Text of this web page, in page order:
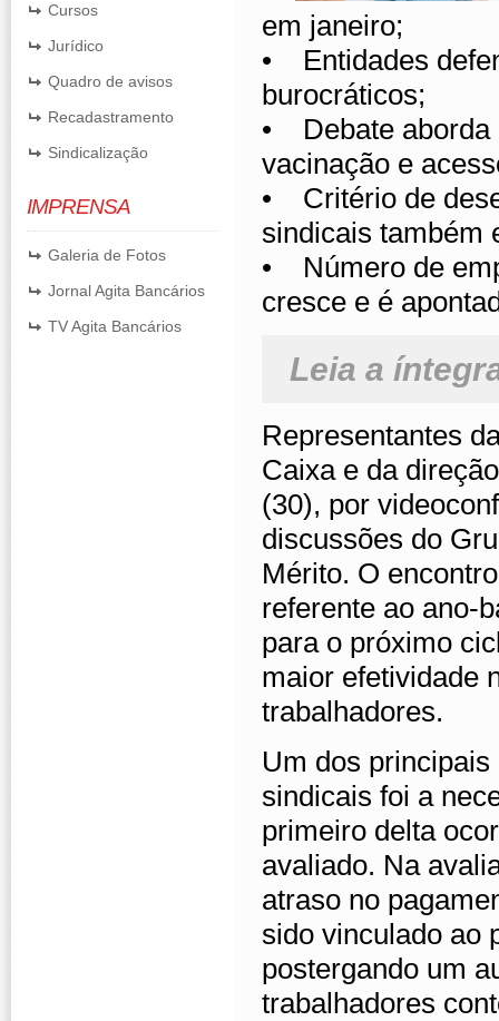
Cursos
Jurídico
Quadro de avisos
Recadastramento
Sindicalização
IMPRENSA
Galeria de Fotos
Jornal Agita Bancários
TV Agita Bancários
em janeiro;
• Entidades
burocráticos;
• Debate aborda
vacinação e
• Critério de
sindicais também
• Número de
cresce e é
Leia a
Representantes
Caixa e da
(30), por
discussões do
Mérito. O
referente ao ano-
para o próximo
maior efetividade
trabalhadores.
Um dos
sindicais foi a
primeiro delta
avaliado. Na
atraso no
sido vinculado ao
postergando um
trabalhadores